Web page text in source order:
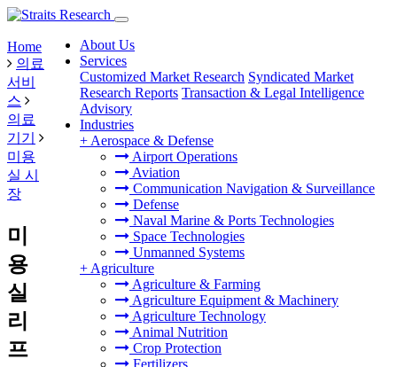
About Us
Services
Customized Market Research Syndicated Market
Research Reports Transaction & Legal Intelligence
Advisory
Industries
+ Aerospace & Defense
Airport Operations
Aviation
Communication Navigation & Surveillance
Defense
Naval Marine & Ports Technologies
Space Technologies
Unmanned Systems
+ Agriculture
Agriculture & Farming
Agriculture Equipment & Machinery
Agriculture Technology
Animal Nutrition
Crop Protection
Fertilizers
Home
의료
서비
스
의료
기기
미용
실 시
장
미
용
실
리
프